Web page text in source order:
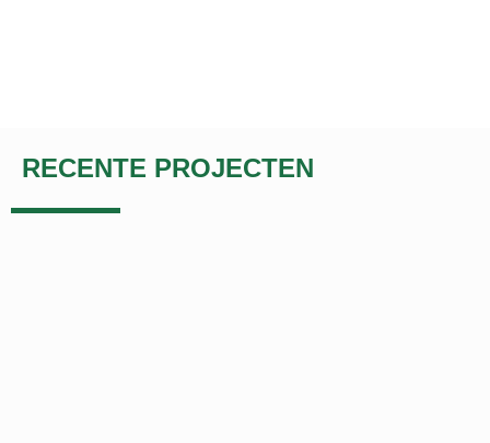
RECENTE PROJECTEN